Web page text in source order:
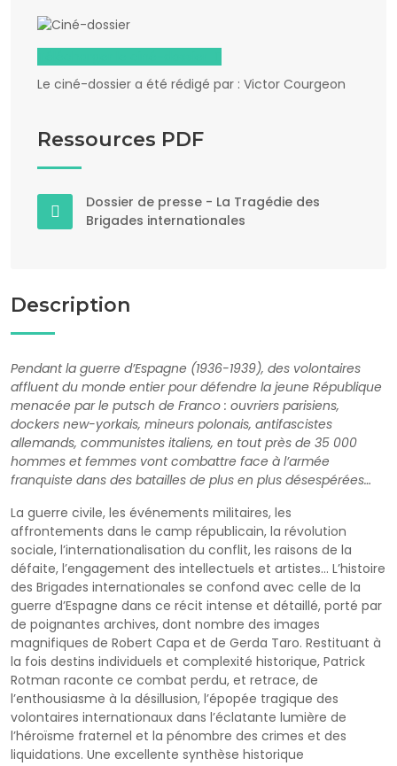
Le ciné-dossier a été rédigé par : Victor Courgeon
Ressources PDF
Dossier de presse - La Tragédie des
Brigades internationales
Description
Pendant la guerre d’Espagne (1936-1939), des volontaires
affluent du monde entier pour défendre la jeune République
menacée par le putsch de Franco : ouvriers parisiens,
dockers new-yorkais, mineurs polonais, antifascistes
allemands, communistes italiens, en tout près de 35 000
hommes et femmes vont combattre face à l’armée
franquiste dans des batailles de plus en plus désespérées…
La guerre civile, les événements militaires, les
affrontements dans le camp républicain, la révolution
sociale, l’internationalisation du conflit, les raisons de la
défaite, l’engagement des intellectuels et artistes… L’histoire
des Brigades internationales se confond avec celle de la
guerre d’Espagne dans ce récit intense et détaillé, porté par
de poignantes archives, dont nombre des images
magnifiques de Robert Capa et de Gerda Taro. Restituant à
la fois destins individuels et complexité historique, Patrick
Rotman raconte ce combat perdu, et retrace, de
l’enthousiasme à la désillusion, l’épopée tragique des
volontaires internationaux dans l’éclatante lumière de
l’héroïsme fraternel et la pénombre des crimes et des
liquidations. Une excellente synthèse historique